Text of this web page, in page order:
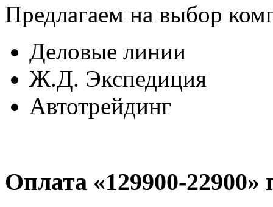
Предлагаем на выбор
Деловые линии
Ж.Д. Экспедиция
Автотрейдинг
Оплата «129900-22900»